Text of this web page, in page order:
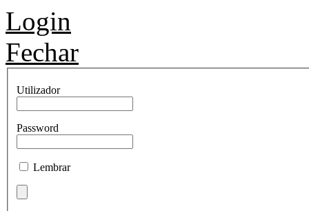
Login
Fechar
Utilizador
Password
Lembrar